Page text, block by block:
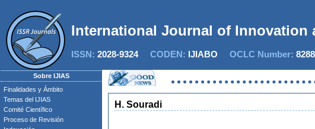
International Journal of Innovation
ISSN: 2028-9324CODEN: IJIABO OCLC Number:
Sobre IJIAS
Finalidades y Ámbito
Temas del IJIAS
Comité Científico
Proceso de Revisión
H. Souradi